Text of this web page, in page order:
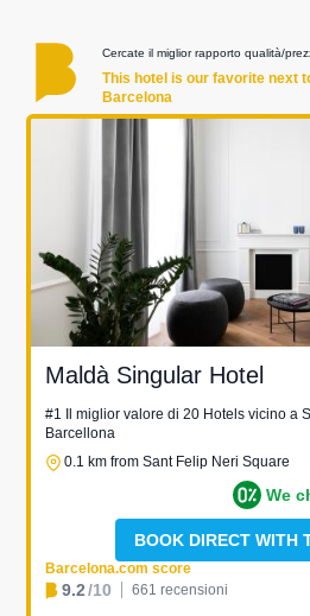
Cercate il miglior rapporto qualità/
This hotel is our favorite next
Barcelona
Maldà Singular Hotel
#1 Il miglior valore di 20 Hotels vicino a
Barcellona
0.1 km from Sant Felip Neri Square
We
BOOK DIRECT WITH
Barcelona.com score
9.2/10 661 recensioni